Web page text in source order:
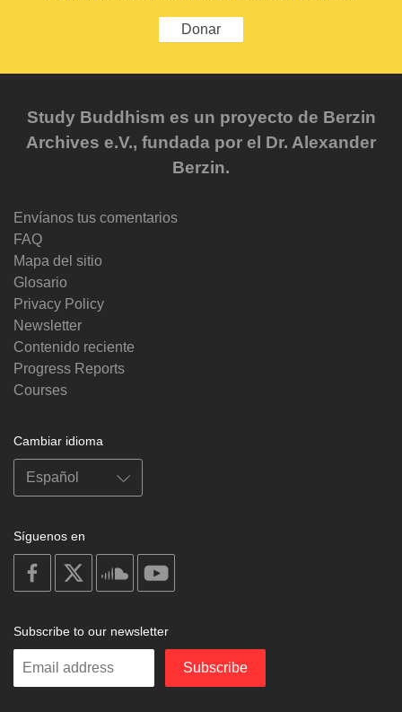
Donar
Study Buddhism es un proyecto de Berzin
Archives e.V., fundada por el Dr. Alexander
Berzin.
Envíanos tus comentarios
FAQ
Mapa del sitio
Glosario
Privacy Policy
Newsletter
Contenido reciente
Progress Reports
Courses
Cambiar idioma
Síguenos en
on
facebook
soundcloud
Subscribe to our newsletter
Enter
Subscribe